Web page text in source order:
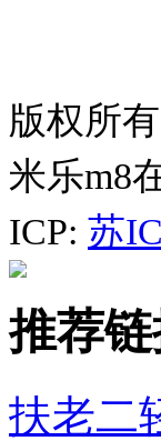
版权所
米乐m8
ICP: 苏
推荐
扶老二